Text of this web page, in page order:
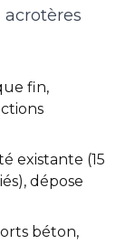
acrotères
fin,
existante (15
dépose
béton,